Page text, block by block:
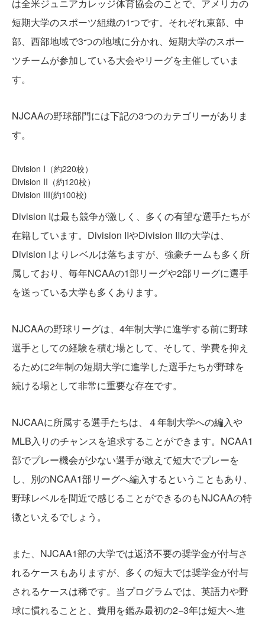
は全米ジュニアカレッジ体育協会のことで、アメリカの
短期大学のスポーツ組織の1つです。それぞれ東部、中
部、西部地域で3つの地域に分かれ、短期大学のスポー
ツチームが参加している大会やリーグを主催していま
す。
NJCAAの野球部門には下記の3つのカテゴリーがありま
す。
Division I（約220校）
Division II（約120校）
Division III(約100校)
Division Iは最も競争が激しく、多くの有望な選手たちが
在籍しています。Division IIやDivision IIIの大学は、
Division Iよりレベルは落ちますが、強豪チームも多く所
属しており、毎年NCAAの1部リーグや2部リーグに選手
を送っている大学も多くあります。
NJCAAの野球リーグは、4年制大学に進学する前に野球
選手としての経験を積む場として、そして、学費を抑え
るために2年制の短期大学に進学した選手たちが野球を
続ける場として非常に重要な存在です。
NJCAAに所属する選手たちは、４年制大学への編入や
MLB入りのチャンスを追求することができます。NCAA1
部でプレー機会が少ない選手が敢えて短大でプレーを
し、別のNCAA1部リーグへ編入するということもあり、
野球レベルを間近で感じることができるのもNJCAAの特
徴といえるでしょう。
また、NJCAA1部の大学では返済不要の奨学金が付与さ
れるケースもありますが、多くの短大では奨学金が付与
されるケースは稀です。当プログラムでは、英語力や野
球に慣れることと、費用を鑑み最初の2−3年は短大へ進